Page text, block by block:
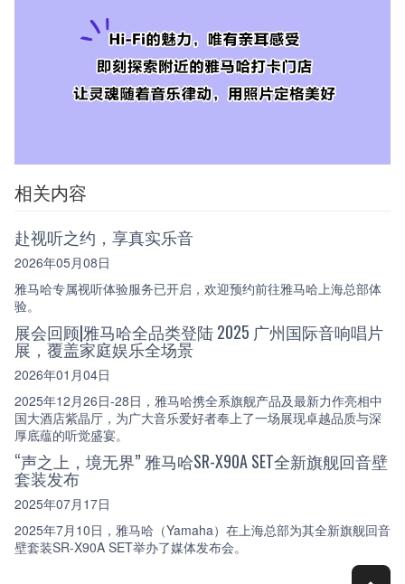
相关内容
赴视听之约，享真实乐音
2026年05月08日
雅马哈专属视听体验服务已开启，欢迎预约前往雅马哈上海总部体
验。
展会回顾|雅马哈全品类登陆 2025 广州国际音响唱片
展，覆盖家庭娱乐全场景
2026年01月04日
2025年12月26日-28日，雅马哈携全系旗舰产品及最新力作亮相中
国大酒店紫晶厅，为广大音乐爱好者奉上了一场展现卓越品质与深
厚底蕴的听觉盛宴。
“声之上，境无界” 雅马哈SR-X90A SET全新旗舰回音壁
套装发布
2025年07月17日
2025年7月10日，雅马哈（Yamaha）在上海总部为其全新旗舰回音
壁套装SR-X90A SET举办了媒体发布会。